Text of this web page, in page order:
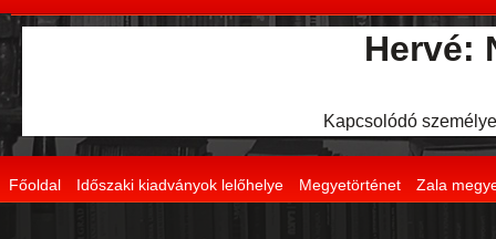
Hervé:
Kapcsolódó
Főoldal Időszaki kiadványok lelőhelye Megyetörténet Zala